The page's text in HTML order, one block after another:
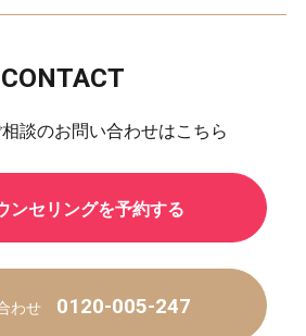
CONTACT
談のお問い合わせはこちら
ンセリングを予約する
わせ 0120-005-247